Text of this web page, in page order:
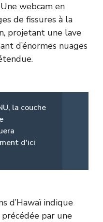
webcam en
de fissures à la
projetant une lave
d’énormes nuages
la couche
d'ici
d’Hawaï indique
par une